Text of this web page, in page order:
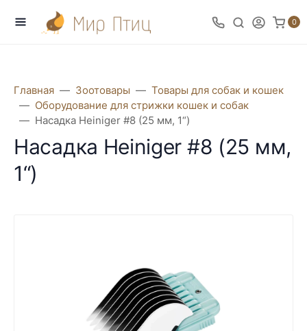
0
Главная Зоотовары
Товары для собак и кошек
Оборудование для стрижки кошек и собак
Насадка Heiniger #8 (25 мм, 1“)
Насадка Heiniger #8 (25 мм,
1“)